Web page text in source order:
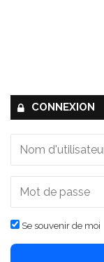
CONNEXION
Se souvenir de moi